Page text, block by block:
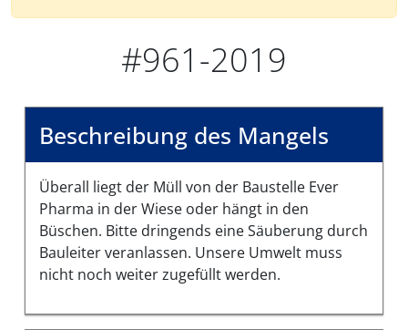
#961-2019
Beschreibung des Mangels
Überall liegt der Müll von der Baustelle Ever
Pharma in der Wiese oder hängt in den
Büschen. Bitte dringends eine Säuberung durch
Bauleiter veranlassen. Unsere Umwelt muss
nicht noch weiter zugefüllt werden.